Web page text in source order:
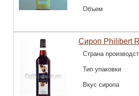
Объем
Сироп Philibert
Страна
Тип упаковки
Вкус сиропа